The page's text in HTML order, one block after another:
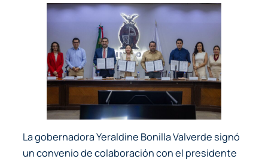
La gobernadora Yeraldine Bonilla Valverde signó
un convenio de colaboración con el presidente